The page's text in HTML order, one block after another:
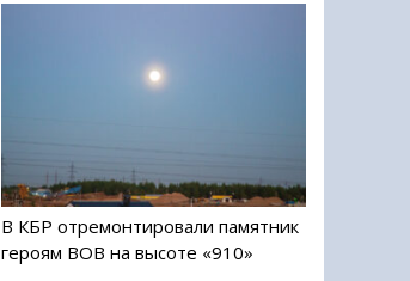
В КБР отремонтировали памятник
героям ВОВ на высоте «910»